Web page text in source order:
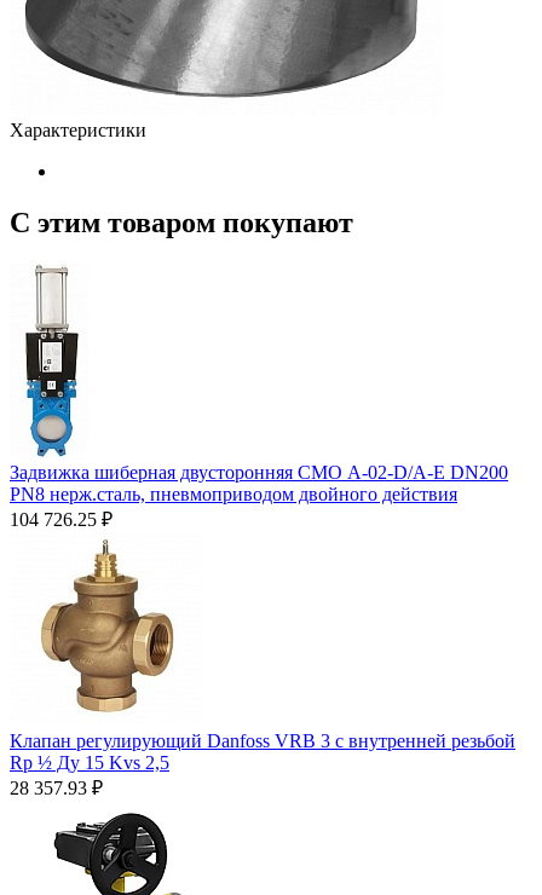
Характеристики
С этим товаром покупают
Задвижка шиберная двусторонняя СМО A-02-D/A-E DN200
PN8 нерж.сталь, пневмоприводом двойного действия
104 726.25 ₽
Клапан регулирующий Danfoss VRB 3 с внутренней резьбой
Rp ½ Ду 15 Kvs 2,5
28 357.93 ₽